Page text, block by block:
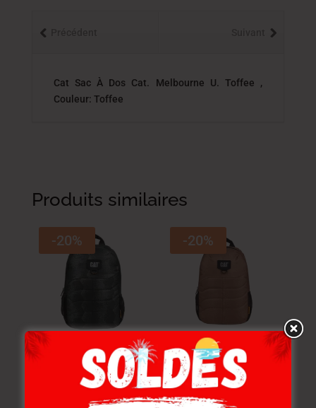
Cat Sac À Dos Cat. Melbourne U. Toffee ,
Couleur: Toffee
Produits similaires
-20%
Cat Sac À Dos Cat.
Benson Black
-20%
Cat Sac À Dos Cat.
Benson Brown
229.000DT